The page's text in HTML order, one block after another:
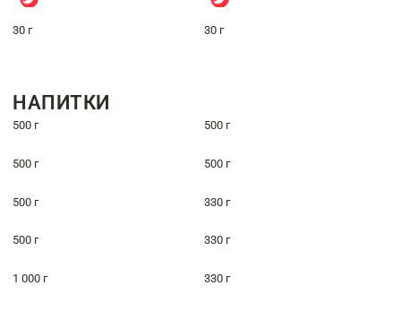
30 г 30 г
НАПИТКИ
500 г 500 г
500 г 500 г
500 г 330 г
500 г 330 г
1 000 г 330 г